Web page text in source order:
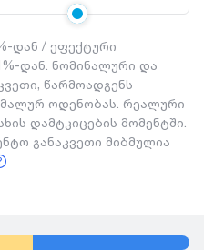
დან / ეფექტური
დან. ნომინალური და
წარმოადგენს
ოდენობას. რეალური
დამტკიცების მომენტში.
განაკვეთი მიბმულია